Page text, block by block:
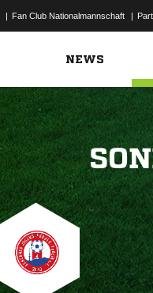
| Fan Club Nationalmannschaft |
NEWS